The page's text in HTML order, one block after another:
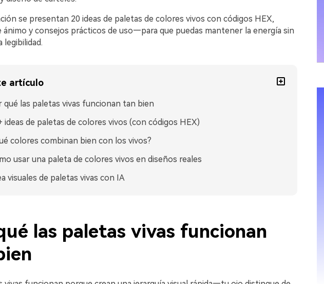
se presentan 20 ideas de paletas de colores vivos con códigos HEX,
ánimo y consejos prácticos de uso—para que puedas mantener la energía sin
legibilidad.
artículo
qué las paletas vivas funcionan tan bien
ideas de paletas de colores vivos (con códigos HEX)
colores combinan bien con los vivos?
usar una paleta de colores vivos en diseños reales
visuales de paletas vivas con IA
las paletas vivas funcionan